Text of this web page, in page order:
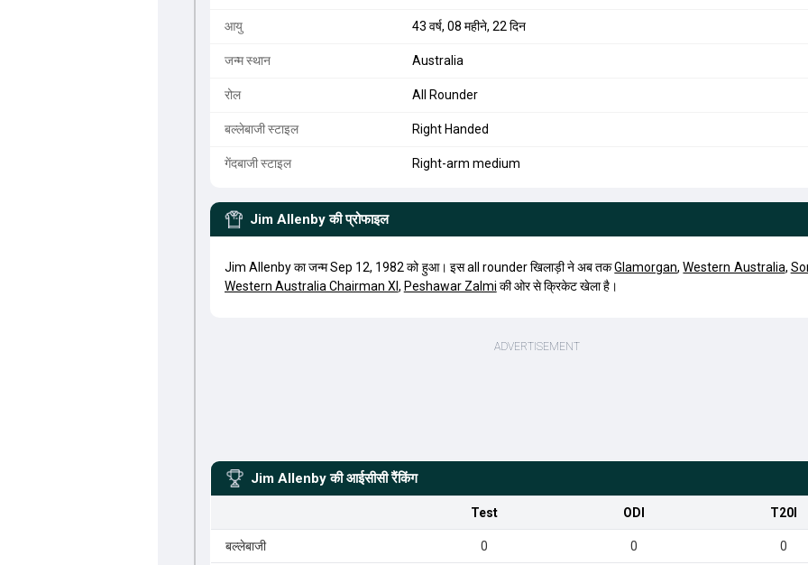
आयु 43 वर्ष, 08 महीने, 22 दिन
जन्म स्थान Australia
रोल All Rounder
बल्लेबाजी स्टाइल Right Handed
गेंदबाजी स्टाइल Right-arm medium
Jim Allenby की प्रोफाइल
Jim Allenby का जन्म Sep 12, 1982 को हुआ। इस all rounder खिलाड़ी ने अब तकGlamorgan,Western Australia,
Western Australia Chairman XI , Peshawar Zalmi की ओर से क्रिकेट खेला है।
Jim Allenby की आईसीसी रैंकिंग
Test ODI T20I
बल्लेबाजी 0 0 0